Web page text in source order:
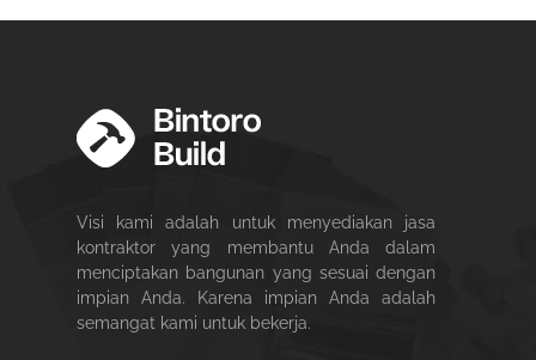
Visi kami adalah untuk menyediakan jasa
kontraktor yang membantu Anda dalam
menciptakan bangunan yang sesuai dengan
impian Anda. Karena impian Anda adalah
semangat kami untuk bekerja.